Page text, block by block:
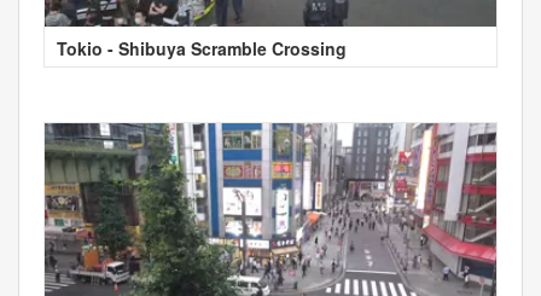
Tokio - Shibuya Scramble Crossing